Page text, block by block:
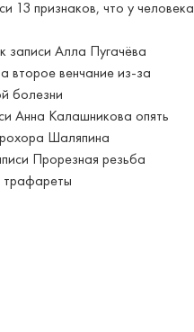
13 признаков, что у человека
к записиАлла Пугачёва
второе венчание из-за
болезни
Анна Калашникова опять
Шаляпина
Прорезная резьба
трафареты